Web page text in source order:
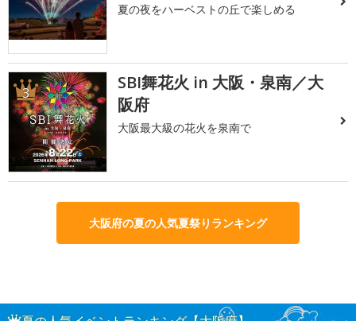
夏の夜をハーベストの丘で楽しめる
3
SBI舞花火 in 大阪・泉南／大
阪府
大阪最大級の花火を泉南で
大阪府の夏の人気夏祭りランキング